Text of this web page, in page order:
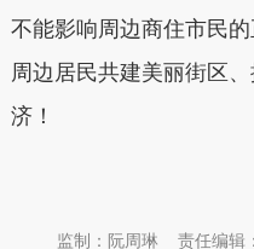
不能影响周边商住市民
周边居民共建美丽街区
济！
责任编辑
监制：阮周琳